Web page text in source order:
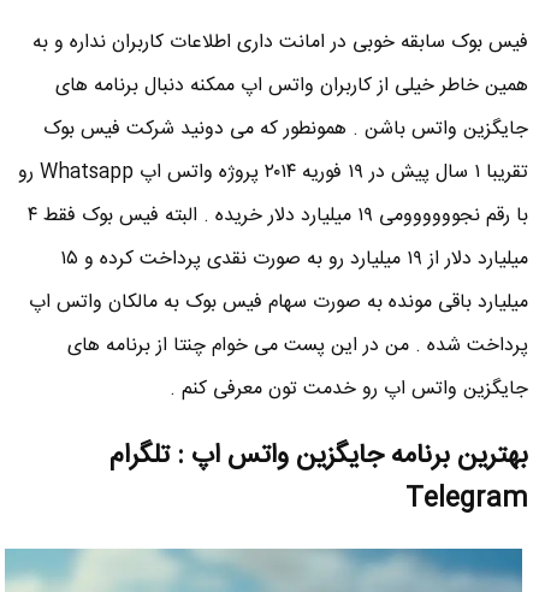
فیس بوک سابقه خوبی در امانت داری اطلاعات کاربران نداره و به
همین خاطر خیلی از کاربران واتس اپ ممکنه دنبال برنامه های
جایگزین واتس باشن . همونطور که می دونید شرکت فیس بوک
تقریبا ۱ سال پیش در ۱۹ فوریه ۲۰۱۴ پروژه واتس اپ Whatsapp رو
با رقم نجوووووومی ۱۹ میلیارد دلار خریده . البته فیس بوک فقط ۴
میلیارد دلار از ۱۹ میلیارد رو به صورت نقدی پرداخت کرده و ۱۵
میلیارد باقی مونده به صورت سهام فیس بوک به مالکان واتس اپ
پرداخت شده . من در این پست می خوام چنتا از برنامه های
جایگزین واتس اپ رو خدمت تون معرفی کنم .
بهترین برنامه جایگزین واتس اپ : تلگرام
Telegram